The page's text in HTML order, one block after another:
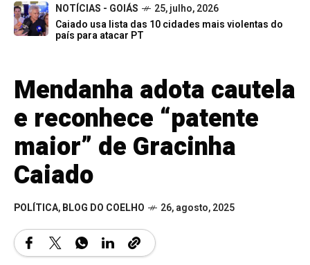
NOTÍCIAS - GOIÁS
25, julho, 2026
Caiado usa lista das 10 cidades mais violentas do
país para atacar PT
Mendanha adota cautela
e reconhece “patente
maior” de Gracinha
Caiado
POLÍTICA,BLOG DO COELHO 26, agosto, 2025